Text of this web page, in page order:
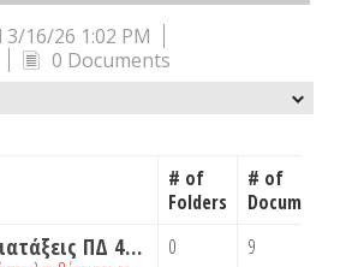
16/26 1:02 PM
0 Documents
# of
Folders
# of
Documents
Γενικές Διατάξεις ΠΔ 41_2018 0 9